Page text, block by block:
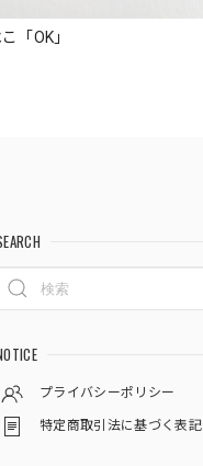
「OK」
プライバシーポリシー
特定商取引法に基づく表記